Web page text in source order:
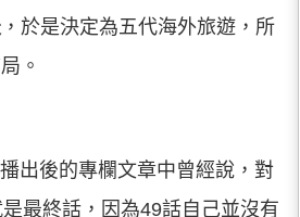
，於是決定為五代海外旅遊，所
。
出後的專欄文章中曾經說，對
最終話，因為49話自己並沒有